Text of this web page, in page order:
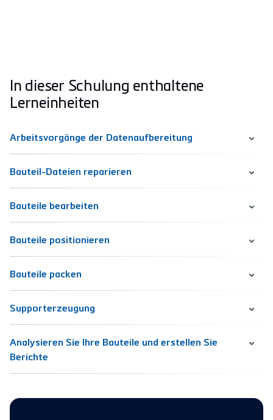
In dieser Schulung enthaltene
Lerneinheiten
Arbeitsvorgänge der Datenaufbereitung
Bauteil-Dateien reparieren
Bauteile bearbeiten
Bauteile positionieren
Bauteile packen
Supporterzeugung
Analysieren Sie Ihre Bauteile und erstellen Sie
Berichte